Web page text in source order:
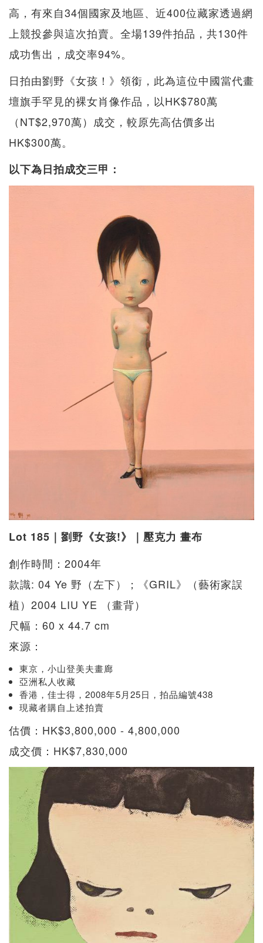
高，有來自34個國家及地區、近400位藏家透過網
上競投參與這次拍賣。全場139件拍品，共130件
成功售出，成交率94%。
日拍由劉野《女孩！》領銜，此為這位中國當代畫
壇旗手罕見的裸女肖像作品，以HK$780萬
（NT$2,970萬）成交，較原先高估價多出
HK$300萬。
以下為日拍成交三甲：
Lot 185｜劉野《女孩!》｜壓克力 畫布
創作時間：2004年
款識: 04 Ye 野（左下）；《GRIL》（藝術家誤
植）2004 LIU YE （畫背）
尺幅：60 x 44.7 cm
來源：
東京，小山登美夫畫廊
亞洲私人收藏
香港，佳士得，2008年5月25日，拍品編號438
現藏者購自上述拍賣
估價：HK$3,800,000 - 4,800,000
成交價：HK$7,830,000